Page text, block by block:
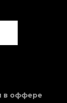
в оффере